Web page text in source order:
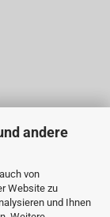
andere
von
Website zu
und Ihnen